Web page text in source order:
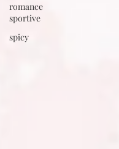
romance
sportive
spicy